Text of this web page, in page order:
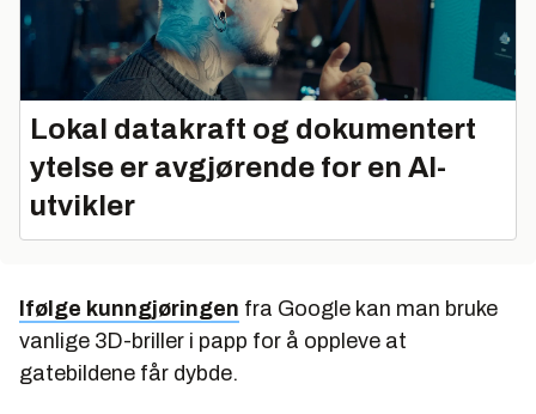
Lokal datakraft og dokumentert
ytelse er avgjørende for en AI-
utvikler
Ifølge kunngjøringen fra Google kan man bruke
vanlige 3D-briller i papp for å oppleve at
gatebildene får dybde.